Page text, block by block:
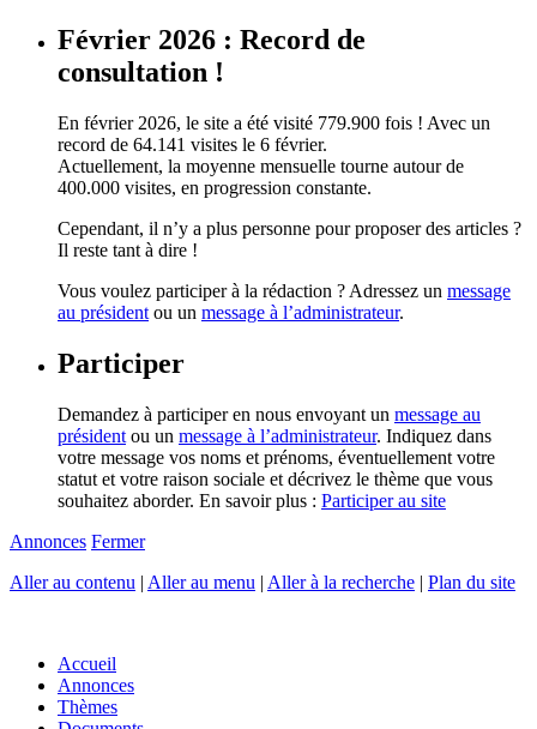
Février 2026 : Record de
consultation !
En février 2026, le site a été visité 779.900 fois ! Avec un
record de 64.141 visites le 6 février.
Actuellement, la moyenne mensuelle tourne autour de
400.000 visites, en progression constante.
Cependant, il n’y a plus personne pour proposer des articles ?
Il reste tant à dire !
Vous voulez participer à la rédaction ? Adressez un message
au président ou un message à l’administrateur.
Participer
Demandez à participer en nous envoyant un message au
président ou un message à l’administrateur. Indiquez dans
votre message vos noms et prénoms, éventuellement votre
statut et votre raison sociale et décrivez le thème que vous
souhaitez aborder. En savoir plus : Participer au site
Annonces Fermer
Aller au contenu | Aller au menu | Aller à la recherche | Plan du site
Accueil
Annonces
Thèmes